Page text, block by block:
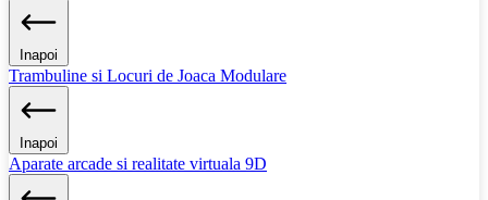
Inapoi
Trambuline si Locuri de Joaca Modulare
Inapoi
Aparate arcade si realitate virtuala 9D